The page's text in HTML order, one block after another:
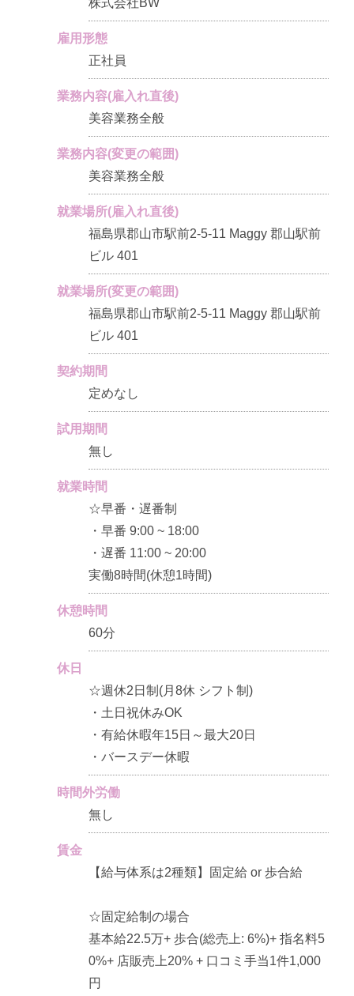
雇用形態
正社員
業務内容(雇入れ直後)
美容業務全般
業務内容(変更の範囲)
美容業務全般
就業場所(雇入れ直後)
福島県郡山市駅前2-5-11 Maggy 郡山駅前
ビル 401
就業場所(変更の範囲)
福島県郡山市駅前2-5-11 Maggy 郡山駅前
ビル 401
契約期間
定めなし
試用期間
無し
就業時間
☆早番・遅番制
・早番 9:00 ~ 18:00
・遅番 11:00 ~ 20:00
実働8時間(休憩1時間)
休憩時間
60分
休日
☆週休2日制(月8休 シフト制)
・土日祝休みOK
・有給休暇年15日～最大20日
・バースデー休暇
時間外労働
無し
賃金
【給与体系は2種類】固定給 or 歩合給
☆固定給制の場合
基本給22.5万+ 歩合(総売上: 6%)+ 指名料5
0%+ 店販売上20% + 口コミ手当1件1,000
円